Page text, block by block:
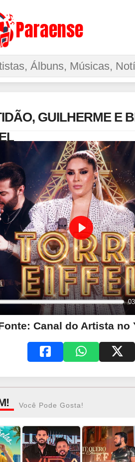
Paraense
GUILHERME E
Play
Canal do Artista no
Você Pode Gosta!